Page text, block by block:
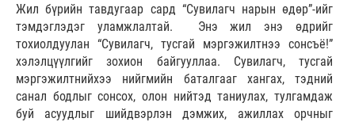
Жил бүрийн тавдугаар сард “Сувилагч нарын өдөр”-ийг
тэмдэглэдэг уламжлалтай. Энэ жил энэ өдрийг
тохиолдуулан “Сувилагч, тусгай мэргэжилтнээ сонсъё!”
хэлэлцүүлгийг зохион байгууллаа. Сувилагч, тусгай
мэргэжилтнийхээ нийгмийн баталгааг хангах, тэдний
санал бодлыг сонсох, олон нийтэд таниулах, тулгамдаж
буй асуудлыг шийдвэрлэн дэмжих, ажиллах орчныг